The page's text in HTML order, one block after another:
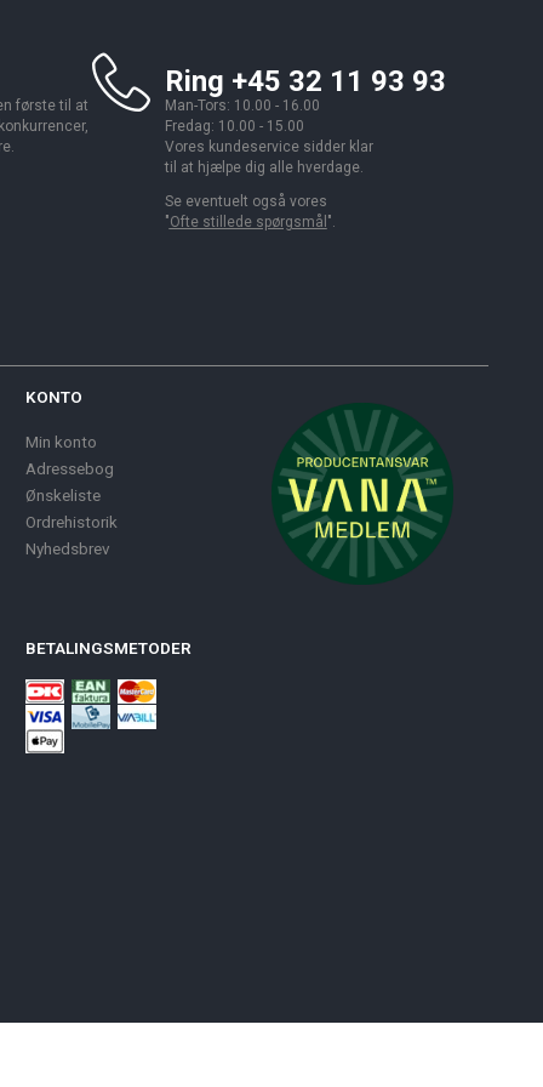
første til at
Ring +45 32 11 93 93
Man-Tors: 10.00 - 16.00
Fredag: 10.00 - 15.00
Vores kundeservice sidder klar
til at hjælpe dig alle hverdage.
Se eventuelt også vores
"Ofte stillede spørgsmål ".
KONTO
Min konto
Adressebog
Ønskeliste
Ordrehistorik
Nyhedsbrev
BETALINGSMETODER